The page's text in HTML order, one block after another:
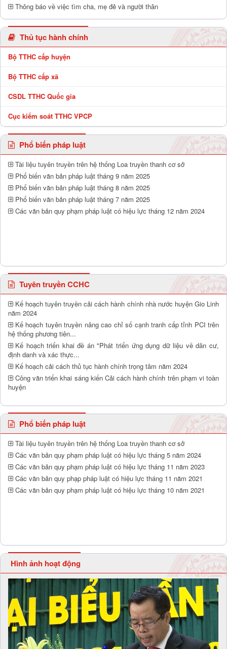
Thông báo về việc tìm cha, mẹ đẻ và người thân
Thủ tục hành chính
Bộ TTHC cấp huyện
Bộ TTHC cấp xã
CSDL TTHC Quốc gia
Cục kiểm soát TTHC VPCP
Phổ biến pháp luật
Tài liệu tuyên truyền trên hệ thống Loa truyền thanh cơ sở
Phổ biến văn bản pháp luật tháng 9 năm 2025
Phổ biến văn bản pháp luật tháng 8 năm 2025
Phổ biến văn bản pháp luật tháng 7 năm 2025
Các văn bản quy phạm pháp luật có hiệu lực tháng 12 năm 2024
Tuyên truyền CCHC
Kế hoạch tuyên truyền cải cách hành chính nhà nước huyện Gio Linh
năm 2024
Kế hoạch tuyên truyền nâng cao chỉ số cạnh tranh cấp tỉnh PCI trên
hệ thống phương tiên...
Kế hoạch triển khai đề án "Phát triển ứng dụng dữ liệu về dân cư,
định danh và xác thực...
Kế hoạch cải cách thủ tục hành chính trọng tâm năm 2024
Công văn triển khai sáng kiến Cải cách hành chính trên phạm vi toàn
huyện
Phổ biến pháp luật
Tài liệu tuyên truyền trên hệ thống Loa truyền thanh cơ sở
Các văn bản quy phạm pháp luật có hiệu lực tháng 5 năm 2024
Các văn bản quy phạm pháp luật có hiệu lực tháng 11 năm 2023
Các văn bản quy phạp pháp luật có hiệu lực tháng 11 năm 2021
Các văn bản quy phạm pháp luật có hiệu lực tháng 10 năm 2021
Hình ảnh hoạt động